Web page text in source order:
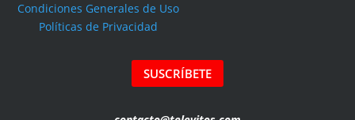
Condiciones Generales de Uso
Políticas de Privacidad
SUSCRÍBETE